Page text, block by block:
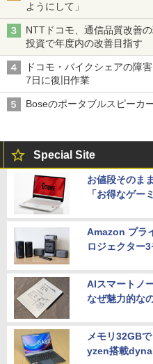
ようにして」
NTTドコモ、通信品質改善
投資で年度内の改善目指す
ドコモ・バイクシェアの障
7日に復旧作業
Boseのポータブルスピーカ
Special Site
お値段そのま
「お得なゲー
Amazon プラ
ロジェクター
AIスマートノ
なぜ魅力的な
メモリ32GB
yzen搭載